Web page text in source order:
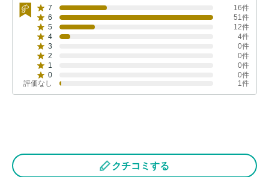
7
16件
6
51件
5
12件
4
4件
3
0件
2
0件
1
0件
0
0件
評価なし
1件
クチコミする